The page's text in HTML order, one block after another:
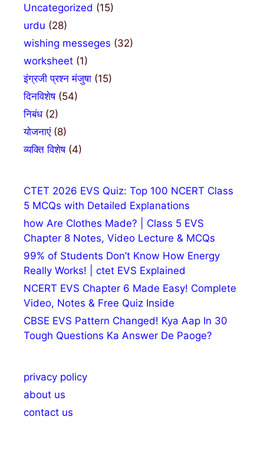
Uncategorized (15)
urdu (28)
wishing messeges (32)
worksheet (1)
इंग्रजी प्रश्न मंजुषा (15)
दिनविशेष(54)
निबंध(2)
योजनाएं(8)
व्यक्ति विशेष(4)
CTET 2026 EVS Quiz: Top 100 NCERT Class
5 MCQs with Detailed Explanations
how Are Clothes Made? | Class 5 EVS
Chapter 8 Notes, Video Lecture & MCQs
99% of Students Don’t Know How Energy
Really Works! | ctet EVS Explained
NCERT EVS Chapter 6 Made Easy! Complete
Video, Notes & Free Quiz Inside
CBSE EVS Pattern Changed! Kya Aap In 30
Tough Questions Ka Answer De Paoge?
privacy policy
about us
contact us